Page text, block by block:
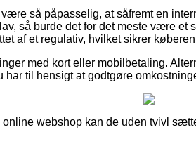
så påpasselig, at såfremt en
så burde det for det meste være
af et regulativ, hvilket sikrer
med kort eller mobilbetaling.
til hensigt at godtgøre
webshop kan de uden tvivl